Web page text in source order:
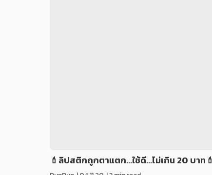
💄ลิปสติกถูกตาแตก...ใช้ดี...ไม่เกิน 20 บาท💄